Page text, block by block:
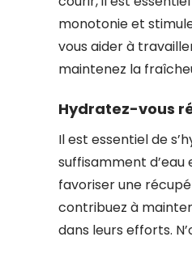
monotonie et
vous aider à
maintenez la
Hydratez-vous
Il est essentiel de
suffisamment
favoriser une
contribuez à
dans leurs efforts.